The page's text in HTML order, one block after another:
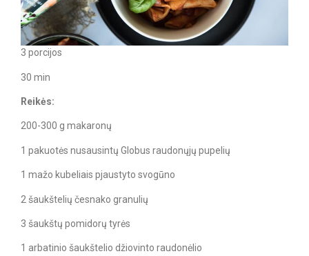
3 porcijos
30 min
Reikės:
200-300 g makaronų
1 pakuotės nusausintų Globus raudonųjų pupelių
1 mažo kubeliais pjaustyto svogūno
2 šaukštelių česnako granulių
3 šaukštų pomidorų tyrės
1 arbatinio šaukštelio džiovinto raudonėlio